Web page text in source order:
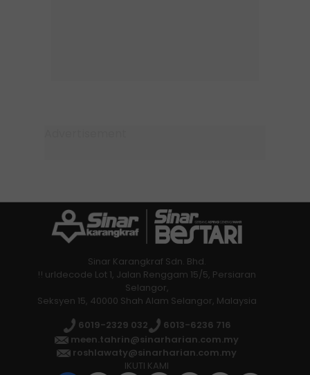
Sinar Karangkraf Sdn. Bhd.
!! urldecode Lot 1, Jalan Renggam 15/5, Persiaran
Selangor,
Seksyen 15, 40000 Shah Alam Selangor, Malaysia
6019-2329 032
6013-6236 716
meen.tahrin@sinarharian.com.my
roshlawaty@sinarharian.com.my
IKUTI KAMI